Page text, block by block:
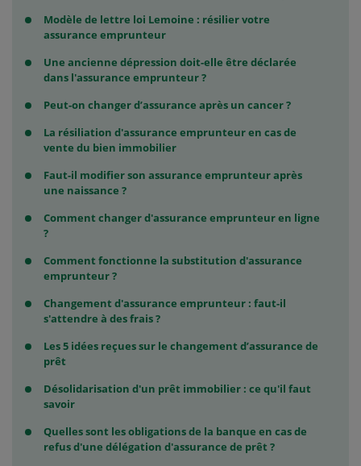
Modèle de lettre loi Lemoine : résilier votre
assurance emprunteur
Une ancienne dépression doit-elle être déclarée
dans l'assurance emprunteur ?
Peut-on changer d’assurance après un cancer ?
La résiliation d'assurance emprunteur en cas de
vente du bien immobilier
Faut-il modifier son assurance emprunteur après
une naissance ?
Comment changer d'assurance emprunteur en ligne
?
Comment fonctionne la substitution d'assurance
emprunteur ?
Changement d'assurance emprunteur : faut-il
s'attendre à des frais ?
Les 5 idées reçues sur le changement d’assurance de
prêt
Désolidarisation d'un prêt immobilier : ce qu'il faut
savoir
Quelles sont les obligations de la banque en cas de
refus d'une délégation d'assurance de prêt ?